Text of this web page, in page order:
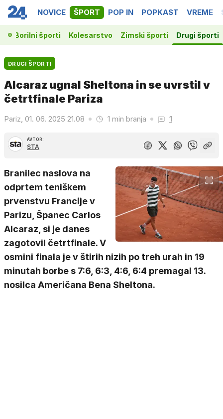
NOVICE ŠPORT POP IN POPKAST VREME
Borilni športi Kolesarstvo Zimski športi Drugi športi
DRUGI ŠPORTI
Alcaraz ugnal Sheltona in se uvrstil v
četrtfinale Pariza
Pariz, 01. 06. 2025 21.08 1 min branja 1
AVTOR:
STA
Branilec naslova na
odprtem teniškem
prvenstvu Francije v
Parizu, Španec Carlos
Alcaraz, si je danes
zagotovil četrtfinale. V
osmini finala je v štirih nizih po treh urah in 19
minutah borbe s 7:6, 6:3, 4:6, 6:4 premagal 13.
nosilca Američana Bena Sheltona.